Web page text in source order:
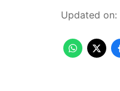
Updated on: